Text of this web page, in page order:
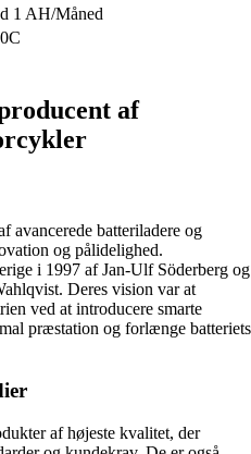
1 AH/Måned
af
avancerede batteriladere og
og pålidelighed.
i 1997 af Jan-Ulf Söderberg og
Deres vision var at
ved at introducere smarte
præstation og forlænge batteriets
af højeste kvalitet, der